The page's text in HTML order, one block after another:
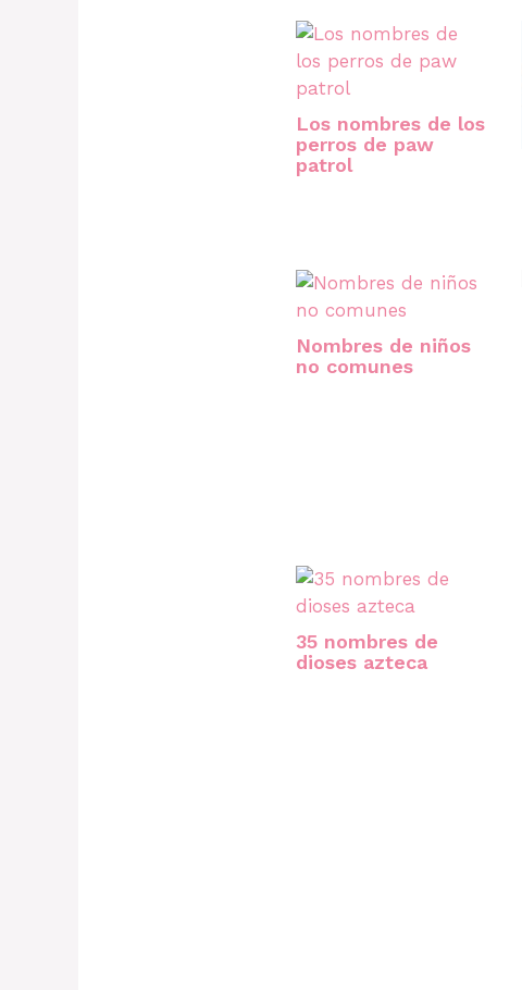
Los nombres de los
perros de paw
patrol
Nombres de niños
no comunes
35 nombres de
dioses azteca